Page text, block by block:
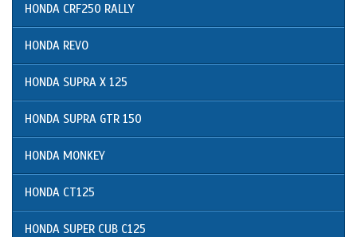
HONDA CRF250 RALLY
HONDA REVO
HONDA SUPRA X 125
HONDA SUPRA GTR 150
HONDA MONKEY
HONDA CT125
HONDA SUPER CUB C125